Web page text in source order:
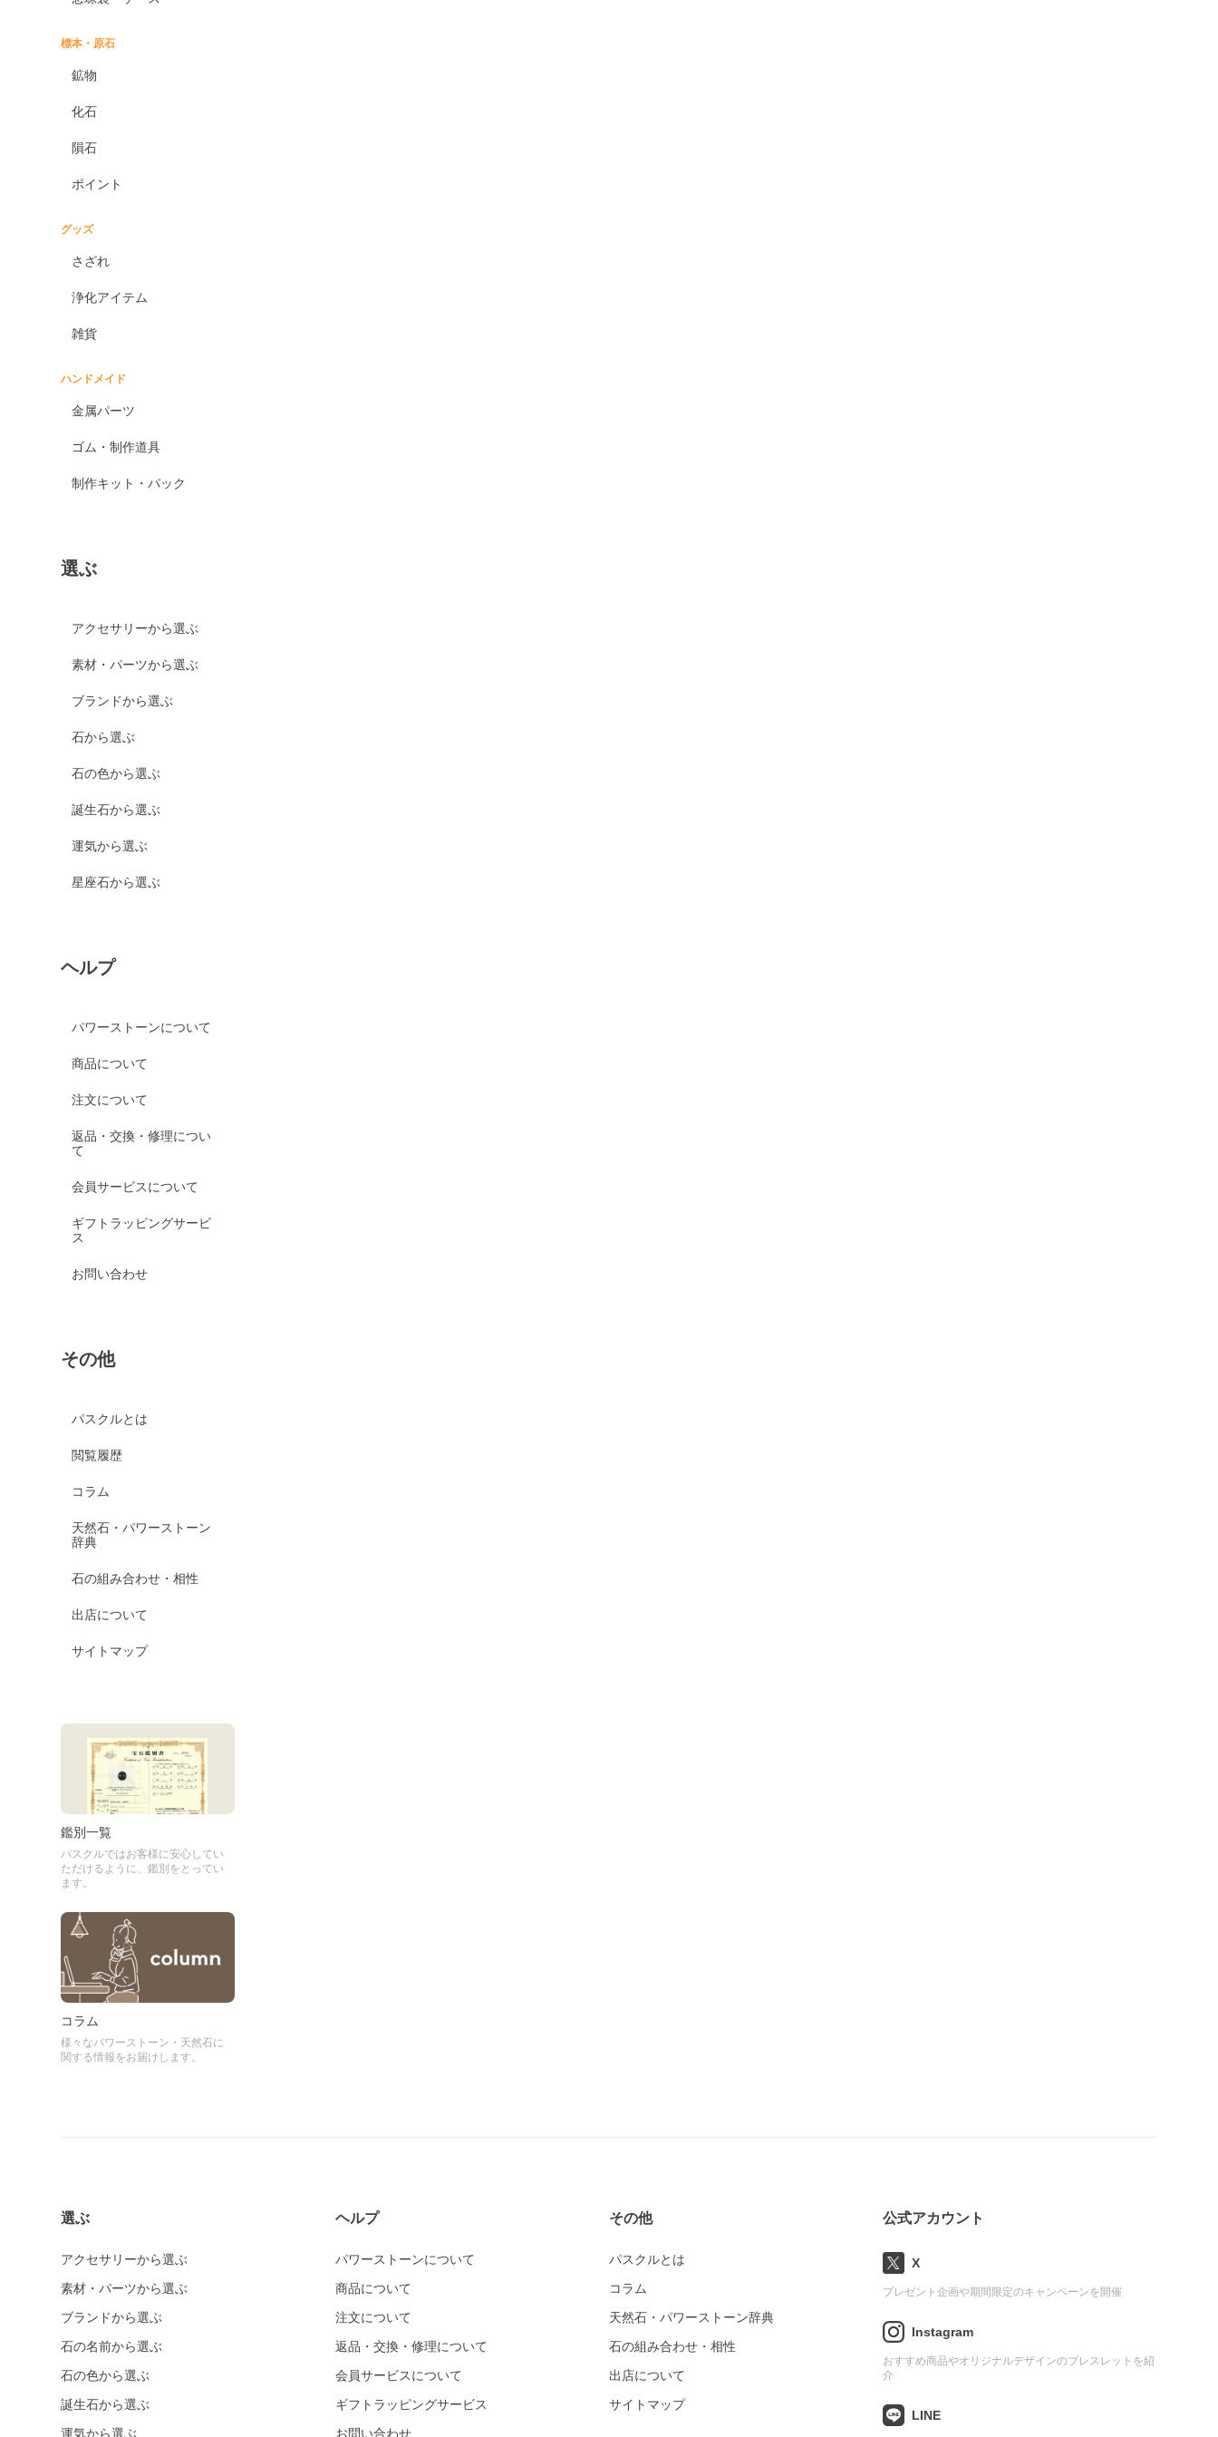
標本・原石
鉱物
化石
隕石
ポイント
グッズ
さざれ
浄化アイテム
雑貨
ハンドメイド
金属パーツ
ゴム・制作道具
制作キット・パック
選ぶ
アクセサリーから選ぶ
素材・パーツから選ぶ
ブランドから選ぶ
石から選ぶ
石の色から選ぶ
誕生石から選ぶ
運気から選ぶ
星座石から選ぶ
ヘルプ
パワーストーンについて
商品について
注文について
返品・交換・修理につい
て
会員サービスについて
ギフトラッピングサービ
ス
お問い合わせ
その他
パスクルとは
閲覧履歴
コラム
天然石・パワーストーン
辞典
石の組み合わせ・相性
出店について
サイトマップ
鑑別一覧
パスクルではお客様に安心してい
ただけるように、鑑別をとってい
ます。
コラム
様々なパワーストーン・天然石に
関する情報をお届けします。
選ぶ
アクセサリーから選ぶ
素材・パーツから選ぶ
ブランドから選ぶ
石の名前から選ぶ
石の色から選ぶ
誕生石から選ぶ
運気から選ぶ
ヘルプ
パワーストーンについて
商品について
注文について
返品・交換・修理について
会員サービスについて
ギフトラッピングサービス
お問い合わせ
その他
パスクルとは
コラム
天然石・パワーストーン辞典
石の組み合わせ・相性
出店について
サイトマップ
公式アカウント
X
プレゼント企画や期間限定のキャンペーンを開催
Instagram
おすすめ商品やオリジナルデザインのブレスレットを紹
介
LINE